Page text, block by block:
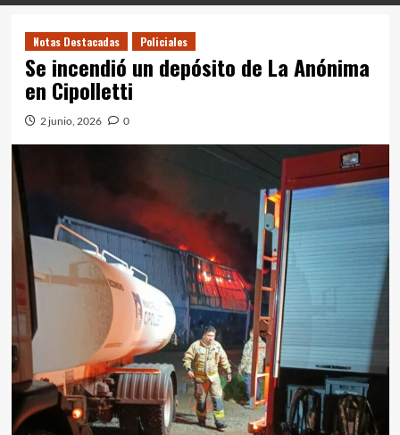
Notas Destacadas Policiales
Se incendió un depósito de La Anónima
en Cipolletti
2 junio, 2026 0